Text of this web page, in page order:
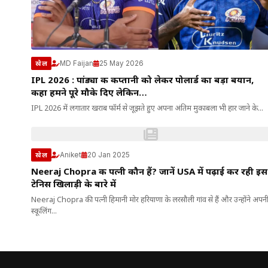
खेल MD Faijan 25 May 2026
IPL 2026 : पांड्या की कप्तानी को लेकर पोलार्ड का बड़ा बयान,
कहा हमने पूरे मौके दिए लेकिन…
IPL 2026 में लगातार खराब फॉर्म से जूझते हुए अपना अंतिम मुकाबला भी हार जाने के...
खेल Aniket 20 Jan 2025
Neeraj Chopra की पत्नी कौन हैं? जानें USA में पढ़ाई कर रही इस
टेनिस खिलाड़ी के बारे में
Neeraj Chopra की पत्नी हिमानी मोर हरियाणा के लरसौली गांव से हैं और उन्होंने अपनी
स्कूलिंग...